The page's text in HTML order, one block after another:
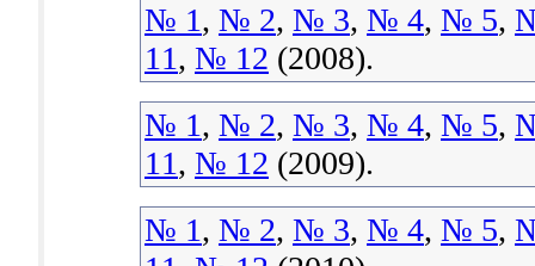
№ 1, № 2, № 3, № 4, № 5,
11, № 12 (2008).
№ 1, № 2, № 3, № 4, № 5,
11, № 12 (2009).
№ 1, № 2, № 3, № 4, № 5,